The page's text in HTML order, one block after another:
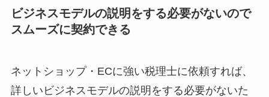
ビジネスモデルの説明をする必要がないので
スムーズに契約できる
ネットショップ・ECに強い税理士に依頼すれば、
詳しいビジネスモデルの説明をする必要がないた